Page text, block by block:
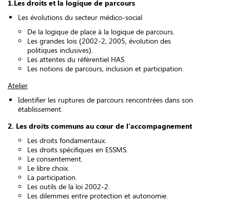
1.Les droits et la logique de parcours
Les évolutions du secteur médico-social
De la logique de place à la logique de parcours.
Les grandes lois (2002-2, 2005, évolution des
politiques inclusives).
Les attentes du référentiel HAS.
Les notions de parcours, inclusion et participation.
Atelier
Identifier les ruptures de parcours rencontrées dans son
établissement.
2. Les droits communs au cœur de l'accompagnement
Les droits fondamentaux.
Les droits spécifiques en ESSMS.
Le consentement.
Le libre choix.
La participation.
Les outils de la loi 2002-2.
Les dilemmes entre protection et autonomie.